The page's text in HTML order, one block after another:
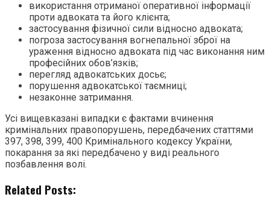
використання отриманої оперативної інформації
проти адвоката та його клієнта;
застосування фізичної сили відносно адвоката;
погроза застосування вогнепальної зброї на
ураження відносно адвоката під час виконання ним
професійних обов’язків;
перегляд адвокатських досьє;
порушення адвокатської таємниці;
незаконне затримання.
Усі вищевказані випадки є фактами вчинення
кримінальних правопорушень, передбачених статтями
397, 398, 399, 400 Кримінального кодексу України,
покарання за які передбачено у виді реального
позбавлення волі.
Related Posts: